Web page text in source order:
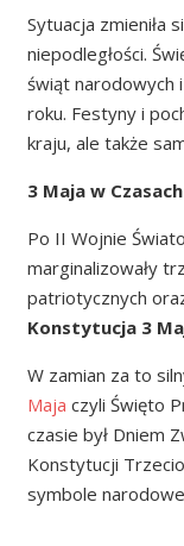
Sytuacja zmieniła
niepodległości.
świąt narodowych
roku. Festyny i
kraju, ale także
3 Maja w
Po II Wojnie
marginalizowały
patriotycznych
Konstytucja 3
W zamian za to
Maja czyli Święto
czasie był Dniem
Konstytucji
symbole